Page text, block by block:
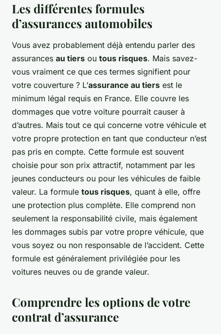
Les différentes formules
d’assurances automobiles
Vous avez probablement déjà entendu parler des
assurances au tiers ou tous risques. Mais savez-
vous vraiment ce que ces termes signifient pour
votre couverture ? L’assurance au tiers est le
minimum légal requis en France. Elle couvre les
dommages que votre voiture pourrait causer à
d’autres. Mais tout ce qui concerne votre véhicule et
votre propre protection en tant que conducteur n’est
pas pris en compte. Cette formule est souvent
choisie pour son prix attractif, notamment par les
jeunes conducteurs ou pour les véhicules de faible
valeur. La formule tous risques, quant à elle, offre
une protection plus complète. Elle comprend non
seulement la responsabilité civile, mais également
les dommages subis par votre propre véhicule, que
vous soyez ou non responsable de l’accident. Cette
formule est généralement privilégiée pour les
voitures neuves ou de grande valeur.
Comprendre les options de votre
contrat d’assurance